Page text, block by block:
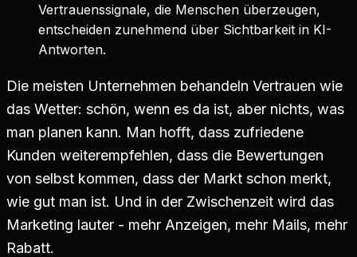
Vertrauenssignale, die Menschen überzeugen,
entscheiden zunehmend über Sichtbarkeit in KI-
Antworten.
Die meisten Unternehmen behandeln Vertrauen wie
das Wetter: schön, wenn es da ist, aber nichts, was
man planen kann. Man hofft, dass zufriedene
Kunden weiterempfehlen, dass die Bewertungen
von selbst kommen, dass der Markt schon merkt,
wie gut man ist. Und in der Zwischenzeit wird das
Marketing lauter - mehr Anzeigen, mehr Mails, mehr
Rabatt.